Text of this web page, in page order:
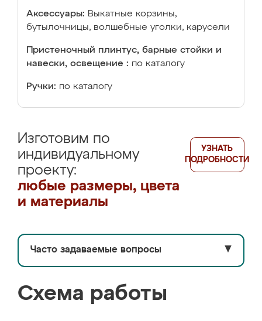
Аксессуары: Выкатные корзины,
бутылочницы, волшебные уголки, карусели
Пристеночный плинтус, барные стойки и
навески, освещение : по каталогу
Ручки: по каталогу
Изготовим по
индивидуальному
проекту:
любые размеры, цвета
и материалы
УЗНАТЬ
ПОДРОБНОСТИ
Часто задаваемые вопросы ▼
Схема работы